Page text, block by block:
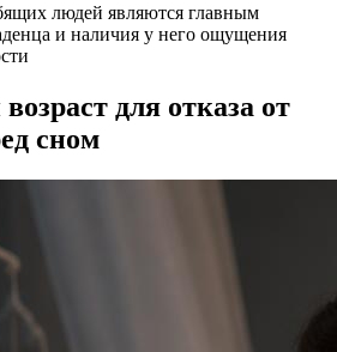
людей являются главным
и наличия у него ощущения
для отказа от
сном